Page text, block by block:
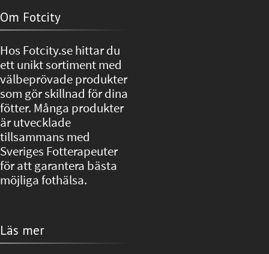
Om Fotcity
Hos Fotcity.se hittar du
ett unikt sortiment med
välbeprövade produkter
som gör skillnad för dina
fötter. Många produkter
är utvecklade
tillsammans med
Sveriges Fotterapeuter
för att garantera bästa
möjliga fothälsa.
Läs mer